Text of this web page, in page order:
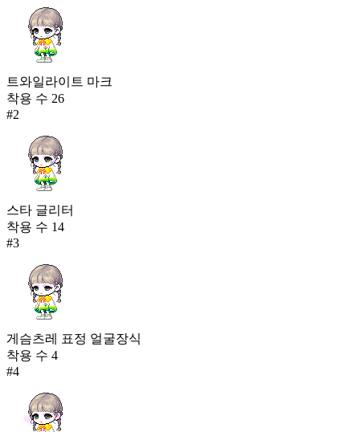
트와일라이트 마크
착용 수 26
#2
스타 글리터
착용 수 14
#3
게슴츠레 표정 얼굴장식
착용 수 4
#4